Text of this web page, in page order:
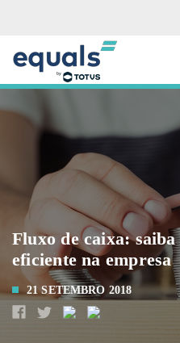
Fluxo de caixa:
eficiente na empresa
21 SETEMBRO 2018